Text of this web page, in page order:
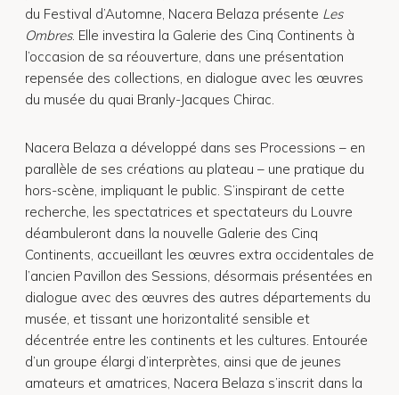
du Festival d’Automne, Nacera Belaza présente Les
Ombres. Elle investira la Galerie des Cinq Continents à
l’occasion de sa réouverture, dans une présentation
repensée des collections, en dialogue avec les œuvres
du musée du quai Branly-Jacques Chirac.
Nacera Belaza a développé dans ses Processions – en
parallèle de ses créations au plateau – une pratique du
hors-scène, impliquant le public. S’inspirant de cette
recherche, les spectatrices et spectateurs du Louvre
déambuleront dans la nouvelle Galerie des Cinq
Continents, accueillant les œuvres extra occidentales de
l’ancien Pavillon des Sessions, désormais présentées en
dialogue avec des œuvres des autres départements du
musée, et tissant une horizontalité sensible et
décentrée entre les continents et les cultures. Entourée
d’un groupe élargi d’interprètes, ainsi que de jeunes
amateurs et amatrices, Nacera Belaza s’inscrit dans la